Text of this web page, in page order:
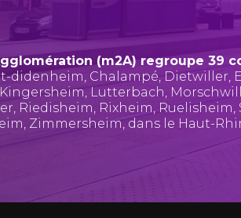
(m2A) regroupe 39
didenheim, Chalampé, Dietwiller,
Kingersheim, Lutterbach,
, Riedisheim, Rixheim, Ruelisheim,
, Zimmersheim, dans le Haut-